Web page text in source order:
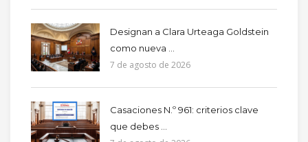
Designan a Clara Urteaga Goldstein
como nueva ...
7 de agosto de 2026
Casaciones N.º 961: criterios clave
que debes ...